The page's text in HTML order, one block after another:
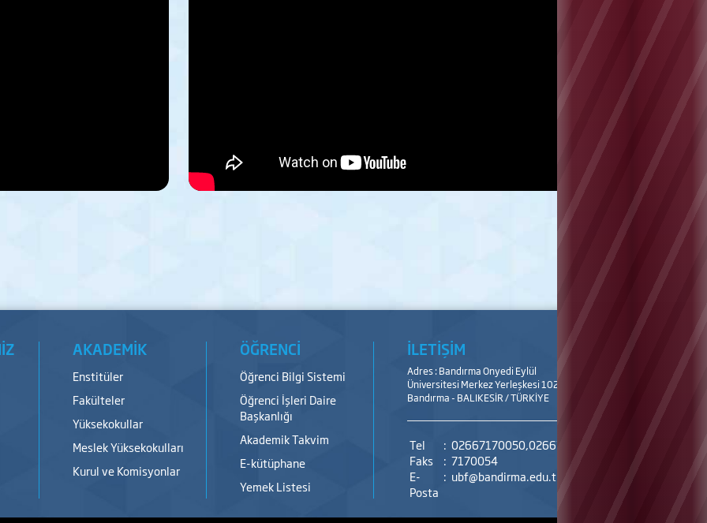
AKADEMİK
Enstitüler
Fakülteler
Yüksekokullar
Meslek Yüksekokulları
Kurul ve Komisyonlar
ÖĞRENCİ
Öğrenci Bilgi Sistemi
Öğrenci İşleri Daire
Başkanlığı
Akademik Takvim
E-kütüphane
Yemek Listesi
İLETİŞİM
Adres : Bandırma Onyedi Eylül
Üniversitesi Merkez Yerleşkesi 10200
Bandırma - BALIKESİR / TÜRKİYE
Tel : 02667170050,02667170051,02667170052
Faks
: 7170054
E-
Posta
: ubf@bandirma.edu.tr